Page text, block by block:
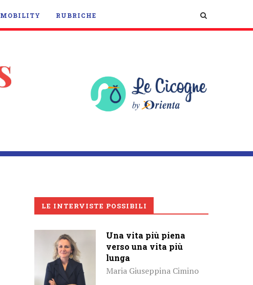
MOBILITY RUBRICHE
LE INTERVISTE POSSIBILI
Una vita più piena
verso una vita più
lunga
Maria Giuseppina Cimino